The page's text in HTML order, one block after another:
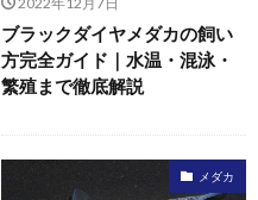
ブラックダイヤメダカの飼い
方完全ガイド｜水温・混泳・
繁殖まで徹底解説
メダカ